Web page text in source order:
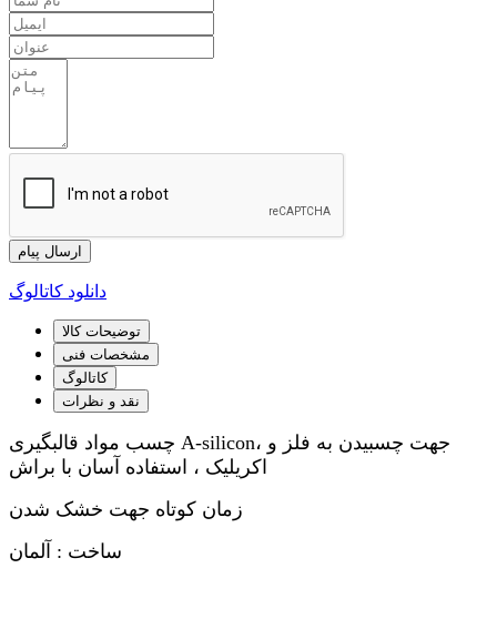
ارسال پیام
دانلود کاتالوگ
توضیحات کالا
مشخصات فنی
کاتالوگ
نقد و نظرات
چسب مواد قالبگیری A-silicon، جهت چسبیدن به فلز و
اکریلیک ، استفاده آسان با براش
زمان کوتاه جهت خشک شدن
ساخت : آلمان